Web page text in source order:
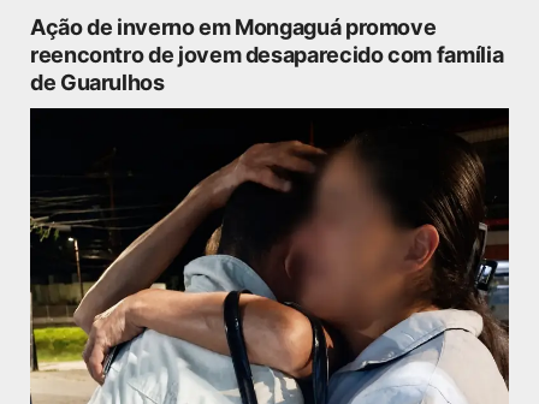
Ação de inverno em Mongaguá promove
reencontro de jovem desaparecido com família
de Guarulhos